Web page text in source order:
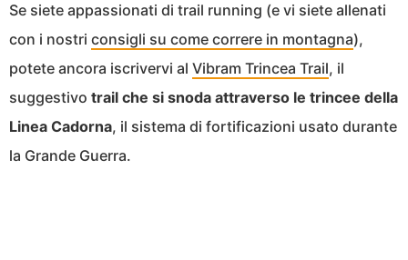
Se siete appassionati di trail running (e vi siete allenati
con i nostri consigli su come correre in montagna),
potete ancora iscrivervi al Vibram Trincea Trail, il
suggestivo trail che si snoda attraverso le trincee della
Linea Cadorna, il sistema di fortificazioni usato durante
la Grande Guerra.